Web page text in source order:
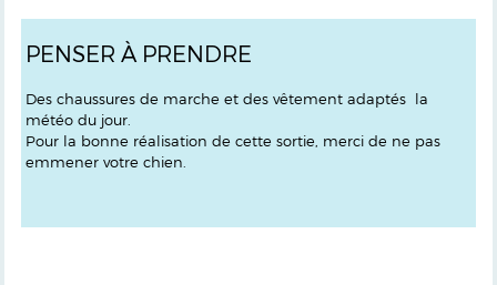
PENSER À PRENDRE
Des chaussures de marche et des vêtement adaptés la
météo du jour.
Pour la bonne réalisation de cette sortie, merci de ne pas
emmener votre chien.